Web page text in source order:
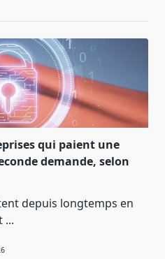
qui paient une
demande, selon
depuis longtemps en
...